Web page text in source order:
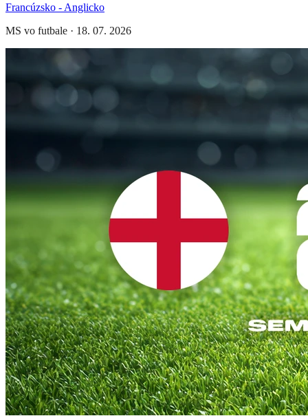
Francúzsko - Anglicko
MS vo futbale · 18. 07. 2026